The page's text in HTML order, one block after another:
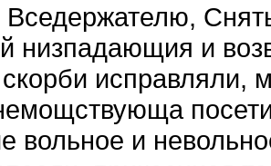
низпадающия и
скорби
вольное и